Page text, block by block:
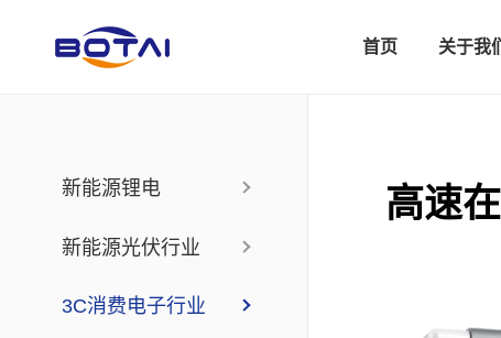
首页 关于我们
新能源锂电
新能源光伏行业
3C消费电子行业
高速